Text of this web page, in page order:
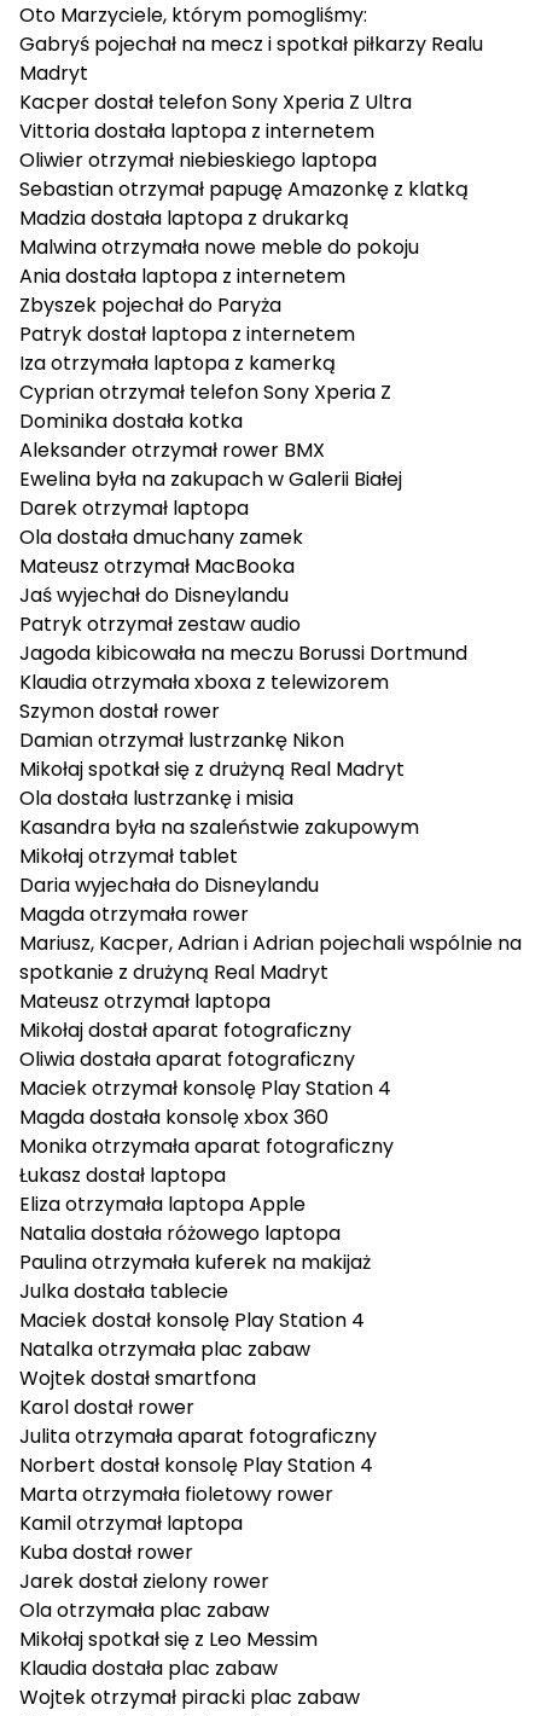
Oto Marzyciele, którym pomogliśmy:
Gabryś pojechał na mecz i spotkał piłkarzy Realu
Madryt
Kacperdostał telefon Sony Xperia Z Ultra
Vittoriadostała laptopa z internetem
Oliwierotrzymał niebieskiego laptopa
Sebastianotrzymał papugę Amazonkę z klatką
Madziadostała laptopa z drukarką
Malwinaotrzymała nowe meble do pokoju
Aniadostała laptopa z internetem
Zbyszek pojechał do Paryża
Patrykdostał laptopa z internetem
Izaotrzymała laptopa z kamerką
Cyprianotrzymał telefon Sony Xperia Z
Dominikadostała kotka
Aleksanderotrzymał rower BMX
Ewelina była na zakupach w Galerii Białej
Darekotrzymał laptopa
Oladostała dmuchany zamek
Mateusz otrzymał MacBooka
Jaśwyjechał do Disneylandu
Patrykotrzymał zestaw audio
Jagoda kibicowała na meczu Borussi Dortmund
Klaudiaotrzymała xboxa z telewizorem
Szymondostał rower
Damianotrzymał lustrzankę Nikon
Mikołajspotkał się z drużyną Real Madryt
Oladostała lustrzankę i misia
Kasandra była na szaleństwie zakupowym
Mikołajotrzymał tablet
Dariawyjechała do Disneylandu
Magdaotrzymała rower
Mariusz, Kacper,AdrianiAdrian pojechali wspólnie na
spotkanie z drużyną Real Madryt
Mateusz otrzymał laptopa
Mikołajdostał aparat fotograficzny
Oliwiadostała aparat fotograficzny
Maciekotrzymał konsolę Play Station 4
Magdadostała konsolę xbox 360
Monikaotrzymała aparat fotograficzny
Łukasz dostał laptopa
Elizaotrzymała laptopa Apple
Nataliadostała różowego laptopa
Paulinaotrzymała kuferek na makijaż
Julkadostała tablecie
Maciekdostał konsolę Play Station 4
Natalkaotrzymała plac zabaw
Wojtekdostał smartfona
Karoldostał rower
Julitaotrzymała aparat fotograficzny
Norbert dostał konsolę Play Station 4
Martaotrzymała fioletowy rower
Kamilotrzymał laptopa
Kubadostał rower
Jarekdostał zielony rower
Olaotrzymała plac zabaw
Mikołajspotkał się z Leo Messim
Klaudiadostała plac zabaw
Wojtekotrzymał piracki plac zabaw